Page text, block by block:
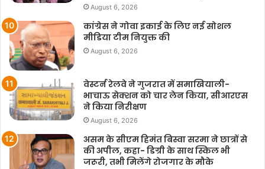
August 6, 2026
कांग्रेस ने गोवा इकाई के लिए नई सोशल
मीडिया टीम नियुक्त की
August 6, 2026
वेस्टर्न रेलवे ने गुजरात में समाखियाली-
भाचाऊ सेक्शन को चार लेन किया, सीआरएस
ने किया निरीक्षण
August 6, 2026
असम के सीएम हिमंत बिस्वा सरमा ने छात्रों से
की अपील, कहा- डिग्री के साथ स्किल भी
जरूरी, तभी मिलेंगे रोजगार के मौके